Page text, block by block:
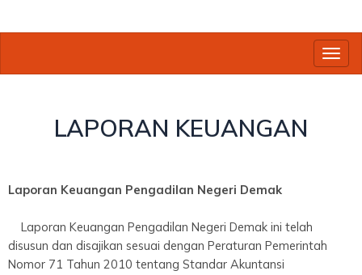
LAPORAN KEUANGAN
Laporan Keuangan Pengadilan Negeri Demak
Laporan Keuangan Pengadilan Negeri Demak ini telah
disusun dan disajikan sesuai dengan Peraturan Pemerintah
Nomor 71 Tahun 2010 tentang Standar Akuntansi